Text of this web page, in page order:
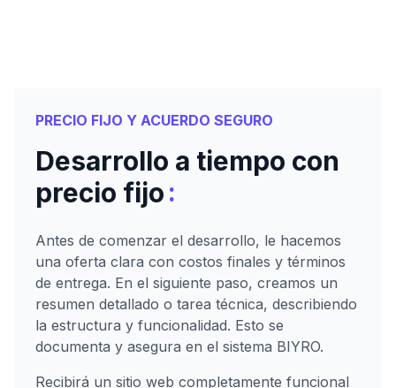
PRECIO FIJO Y ACUERDO SEGURO
Desarrollo a tiempo con
precio fijo:
Antes de comenzar el desarrollo, le hacemos
una oferta clara con costos finales y términos
de entrega. En el siguiente paso, creamos un
resumen detallado o tarea técnica, describiendo
la estructura y funcionalidad. Esto se
documenta y asegura en el sistema BIYRO.
Recibirá un sitio web completamente funcional